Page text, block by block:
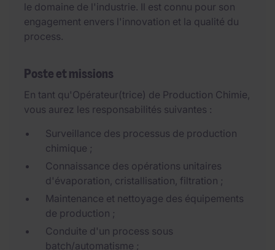
le domaine de l'industrie. Il est connu pour son
engagement envers l'innovation et la qualité du
process.
Poste et missions
En tant qu'Opérateur(trice) de Production Chimie,
vous aurez les responsabilités suivantes :
Surveillance des processus de production
chimique ;
Connaissance des opérations unitaires
d'évaporation, cristallisation, filtration ;
Maintenance et nettoyage des équipements
de production ;
Conduite d'un process sous
batch/automatisme ;